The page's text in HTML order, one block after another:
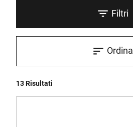
Filtri
13 Risultati
Ordina